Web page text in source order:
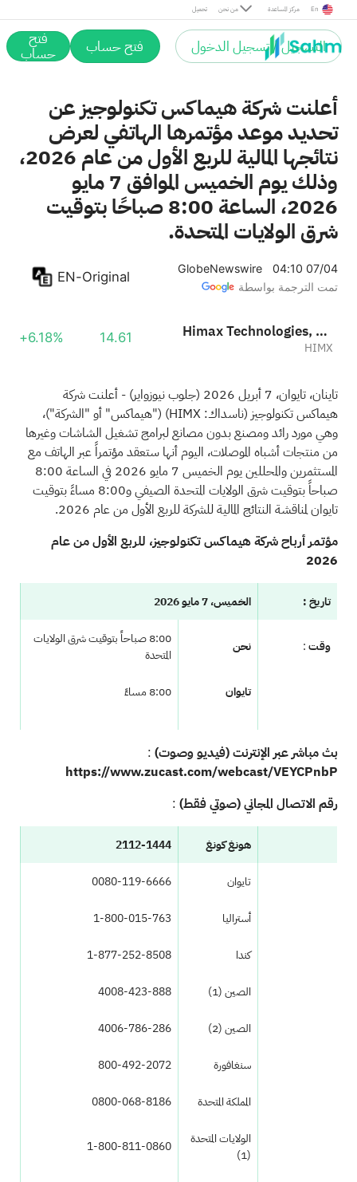
تحميل من نحن مركز المساعدة En
التسجيل / تسجيل الدخول فتح حساب فتح
حساب
أعلنت شركة هيماكس تكنولوجيز عن
تحديد موعد مؤتمرها الهاتفي لعرض
نتائجها المالية للربع الأول من عام 2026،
وذلك يوم الخميس الموافق 7 مايو
2026، الساعة 8:00 صباحًا بتوقيت
شرق الولايات المتحدة.
GlobeNewswire
04:10 07/04
تمت الترجمة بواسطة
EN-Original
Himax Technologies, Inc. Sponsored ADR
HIMX
14.61
+6.18%
تاينان، تايوان، 7 أبريل 2026 (جلوب نيوزواير) - أعلنت شركة
هيماكس تكنولوجيز (ناسداك: HIMX) ("هيماكس" أو "الشركة")،
وهي مورد رائد ومصنع بدون مصانع لبرامج تشغيل الشاشات وغيرها
من منتجات أشباه الموصلات، اليوم أنها ستعقد مؤتمراً عبر الهاتف مع
المستثمرين والمحللين يوم الخميس 7 مايو 2026 في الساعة 8:00
صباحاً بتوقيت شرق الولايات المتحدة الصيفي و8:00 مساءً بتوقيت
تايوان لمناقشة النتائج المالية للشركة للربع الأول من عام 2026.
مؤتمر أرباح شركة هيماكس تكنولوجيز، للربع الأول من عام
2026
تاريخ: الخميس، 7 مايو 2026
وقت: نحن
8:00 صباحاً بتوقيت شرق الولايات
المتحدة
تايوان 8:00 مساءً
بث مباشر عبر الإنترنت (فيديو وصوت):
https://www.zucast.com/webcast/VEYCPnbP
رقم الاتصال المجاني (صوتي فقط):
هونغ كونغ 2112-1444
تايوان 0080-119-6666
أستراليا 1-800-015-763
كندا 1-877-252-8508
الصين(1)
4008-423-888
الصين(2)
4006-786-286
سنغافورة 800-492-2072
المملكة المتحدة 0800-068-8186
الولايات المتحدة
(1)
1-800-811-0860